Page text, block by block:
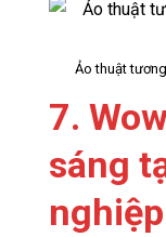
Ảo thuật
7.
sáng